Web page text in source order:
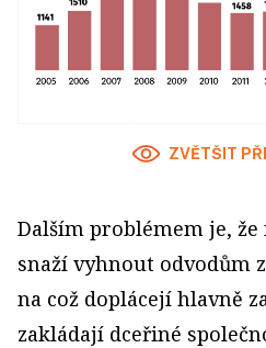
ZVĚTŠIT
Dalším problémem je,
snaží vyhnout odvodům
na což doplácejí hlavně
zakládají dceřiné